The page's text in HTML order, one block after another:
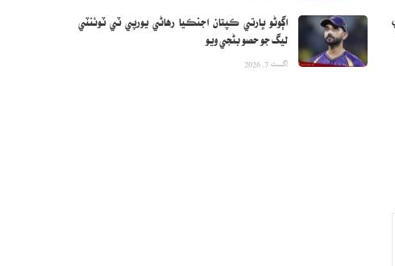
اڳوڻو ڀارتي ڪپتان اجنڪيا رهاڻي يورپي ٽي ٽوئنٽي
ليگ جو حصو بڻجي ويو
اگست 7, 2026